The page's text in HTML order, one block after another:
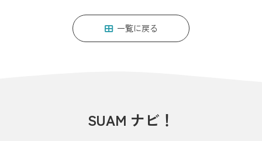
一覧に戻る
SUAM ナビ！